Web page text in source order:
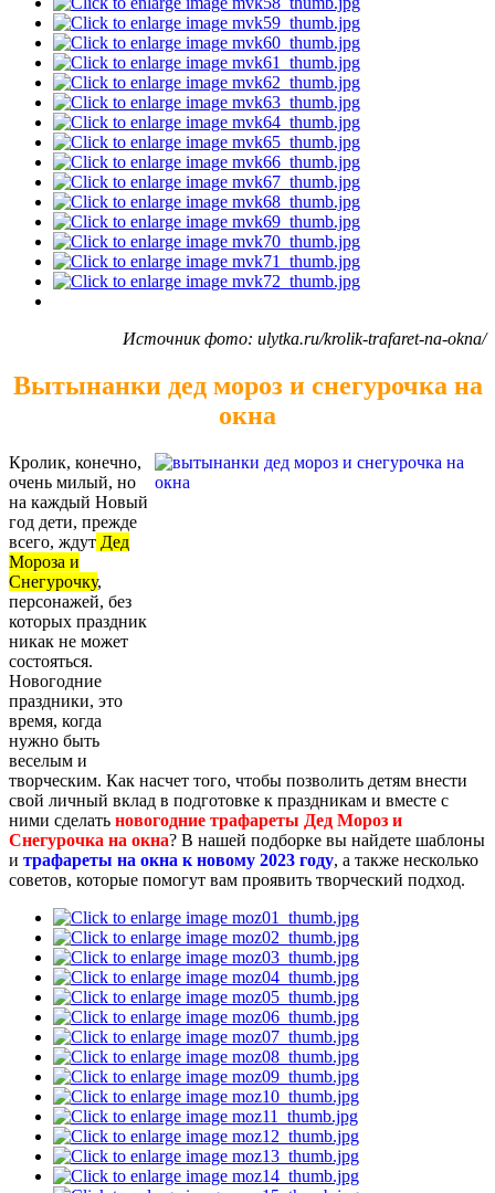
Источник фото: ulytka.ru/krolik-trafaret-na-okna/
Вытынанки дед мороз и снегурочка на
окна
Кролик, конечно,
очень милый, но
на каждый Новый
год дети, прежде
всего, ждут Дед
Мороза и
Снегурочку,
персонажей, без
которых праздник
никак не может
состояться.
Новогодние
праздники, это
время, когда
нужно быть
веселым и
творческим. Как насчет того, чтобы позволить детям внести
свой личный вклад в подготовке к праздникам и вместе с
ними сделать новогодние трафареты Дед Мороз и
Снегурочка на окна? В нашей подборке вы найдете шаблоны
и трафареты на окна к новому 2023 году, а также несколько
советов, которые помогут вам проявить творческий подход.